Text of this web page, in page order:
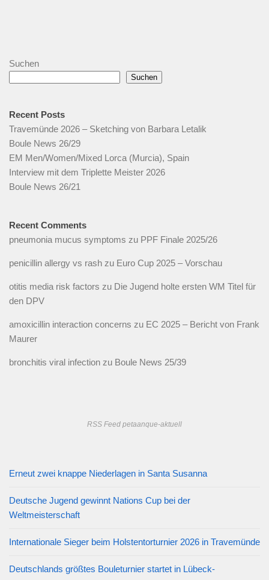
Suchen
Suchen
Recent Posts
Travemünde 2026 – Sketching von Barbara Letalik
Boule News 26/29
EM Men/Women/Mixed Lorca (Murcia), Spain
Interview mit dem Triplette Meister 2026
Boule News 26/21
Recent Comments
pneumonia mucus symptoms zu PPF Finale 2025/26
penicillin allergy vs rash zu Euro Cup 2025 – Vorschau
otitis media risk factors zu Die Jugend holte ersten WM Titel für
den DPV
amoxicillin interaction concerns zu EC 2025 – Bericht von Frank
Maurer
bronchitis viral infection zu Boule News 25/39
RSS Feed petaanque-aktuell
Erneut zwei knappe Niederlagen in Santa Susanna
Deutsche Jugend gewinnt Nations Cup bei der
Weltmeisterschaft
Internationale Sieger beim Holstentorturnier 2026 in Travemünde
Deutschlands größtes Bouleturnier startet in Lübeck-